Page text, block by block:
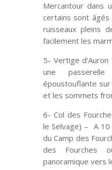
Mercantour dans
certains sont
ruisseaux pleins
facilement les
5- Vertige
une
époustouflante
et les sommets
6- Col des
le Selvage) – A
du Camp des
des Fourches
panoramique vers